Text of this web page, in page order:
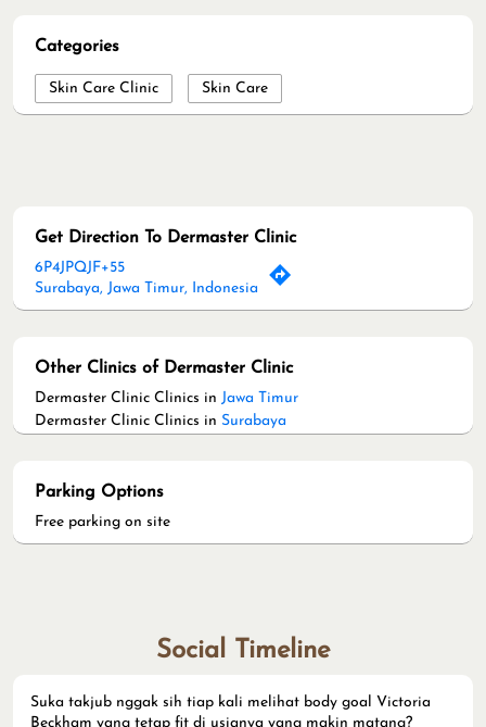
Categories
Skin Care Clinic Skin Care
Get Direction To Dermaster Clinic
6P4JPQJF+55
Surabaya, Jawa Timur, Indonesia
Other Clinics of Dermaster Clinic
Dermaster Clinic Clinics in Jawa Timur
Dermaster Clinic Clinics in Surabaya
Parking Options
Free parking on site
Social Timeline
Suka takjub nggak sih tiap kali melihat body goal Victoria
Beckham yang tetap fit di usianya yang makin matang?